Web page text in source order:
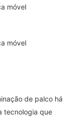
de palco há
tecnologia que